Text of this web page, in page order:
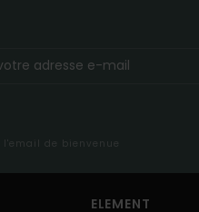
de bienvenue
ELEMENT